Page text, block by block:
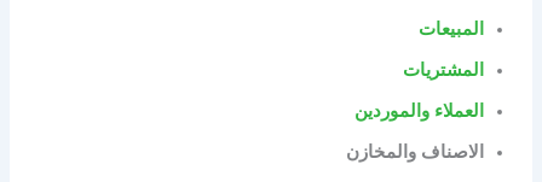
المبيعات
المشتريات
العملاء والموردين
الاصناف والمخازن